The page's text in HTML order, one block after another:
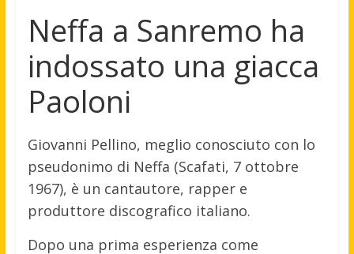
Neffa a Sanremo ha
indossato una giacca
Paoloni
Giovanni Pellino, meglio conosciuto con lo
pseudonimo di Neffa (Scafati, 7 ottobre
1967), è un cantautore, rapper e
produttore discografico italiano.
Dopo una prima esperienza come